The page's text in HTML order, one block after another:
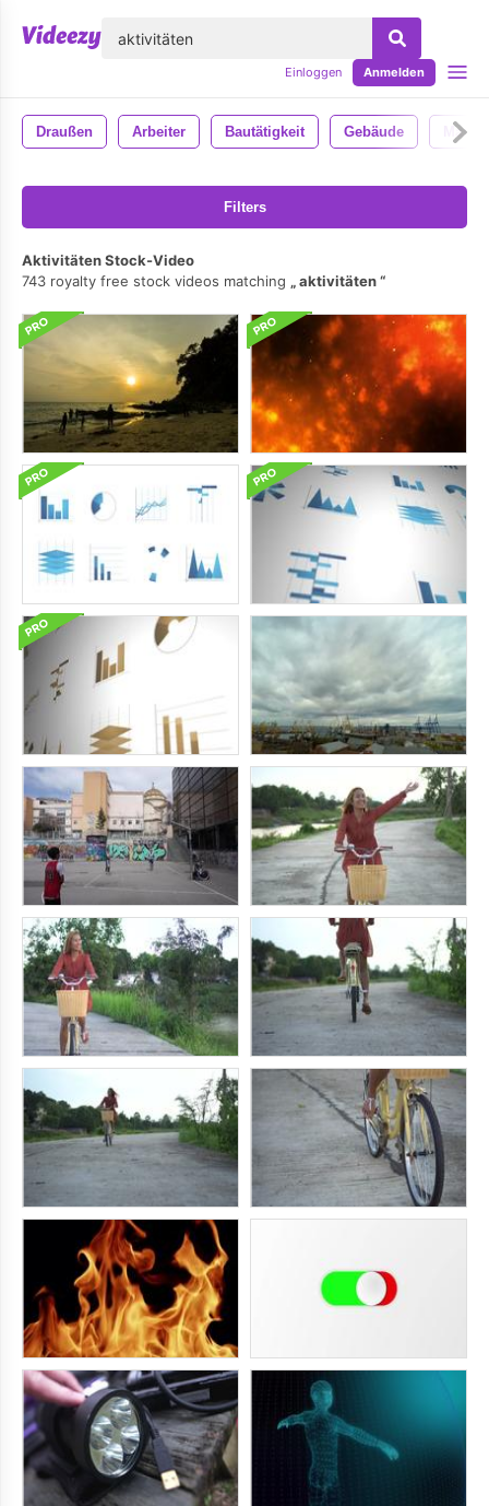
Einloggen Anmelden
Draußen Arbeiter Bautätigkeit Gebäude
Filters
Aktivitäten Stock-Video
743 royalty free stock videos matching
aktivitäten